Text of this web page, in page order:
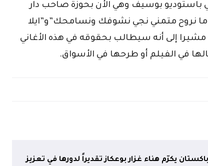
باستوديو بوسيف وهي الأن بحوزة صاحب دار
ما نروح متمني نجي نشوفك ونسامحك”و”ايلا
إلى أنه سيطالب بحقوقه في هذه الأغاني
في الفيلم أو طرحها في الأسواق.
يكرّم هناء غزار بوعكاز تقديراً لدورها في تعزيز